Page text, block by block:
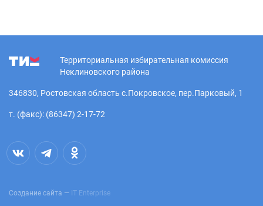
Территориальная избирательная комиссия
Неклиновского района
346830, Ростовская область с.Покровское, пер.Парковый, 1
т. (факс): (86347) 2-17-72
Создание сайта — IT Enterprise